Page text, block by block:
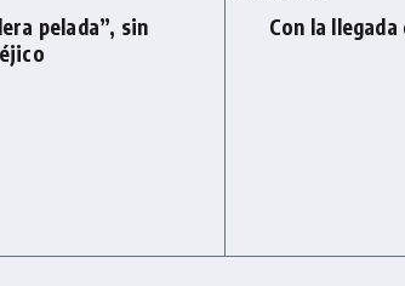
pelada”, sin
Con la